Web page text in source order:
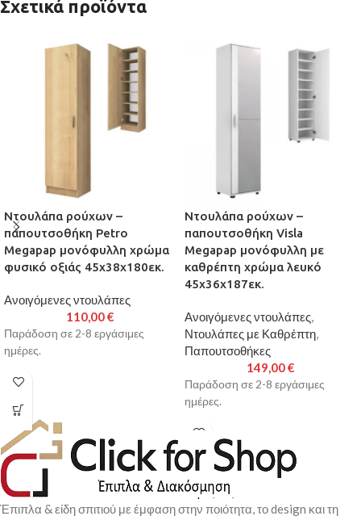
Σχετικά προϊόντα
Ντουλάπα ρούχων –
παπουτσοθήκη Petro
Megapap μονόφυλλη χρώμα
φυσικό οξιάς 45x38x180εκ.
Ανοιγόμενες ντουλάπες
110,00€
Παράδοση σε 2-8 εργάσιμες
ημέρες.
Ντουλάπα ρούχων –
παπουτσοθήκη Visla
Megapap μονόφυλλη με
καθρέπτη χρώμα λευκό
45x36x187εκ.
Ανοιγόμενες ντουλάπες,
Ντουλάπες με Καθρέπτη,
Παπουτσοθήκες
149,00€
Παράδοση σε 2-8 εργάσιμες
ημέρες.
Έπιπλα & είδη σπιτιού με έμφαση στην ποιότητα, το design και τη